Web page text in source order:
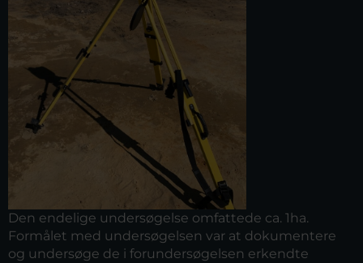
Den endelige undersøgelse omfattede ca. 1ha.
Formålet med undersøgelsen var at dokumentere
og undersøge de i forundersøgelsen erkendte